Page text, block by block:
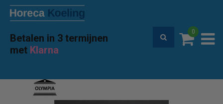
Betalen in 3 termijnen
met Klarna
0
Premium service en garantie
Home Accessoires